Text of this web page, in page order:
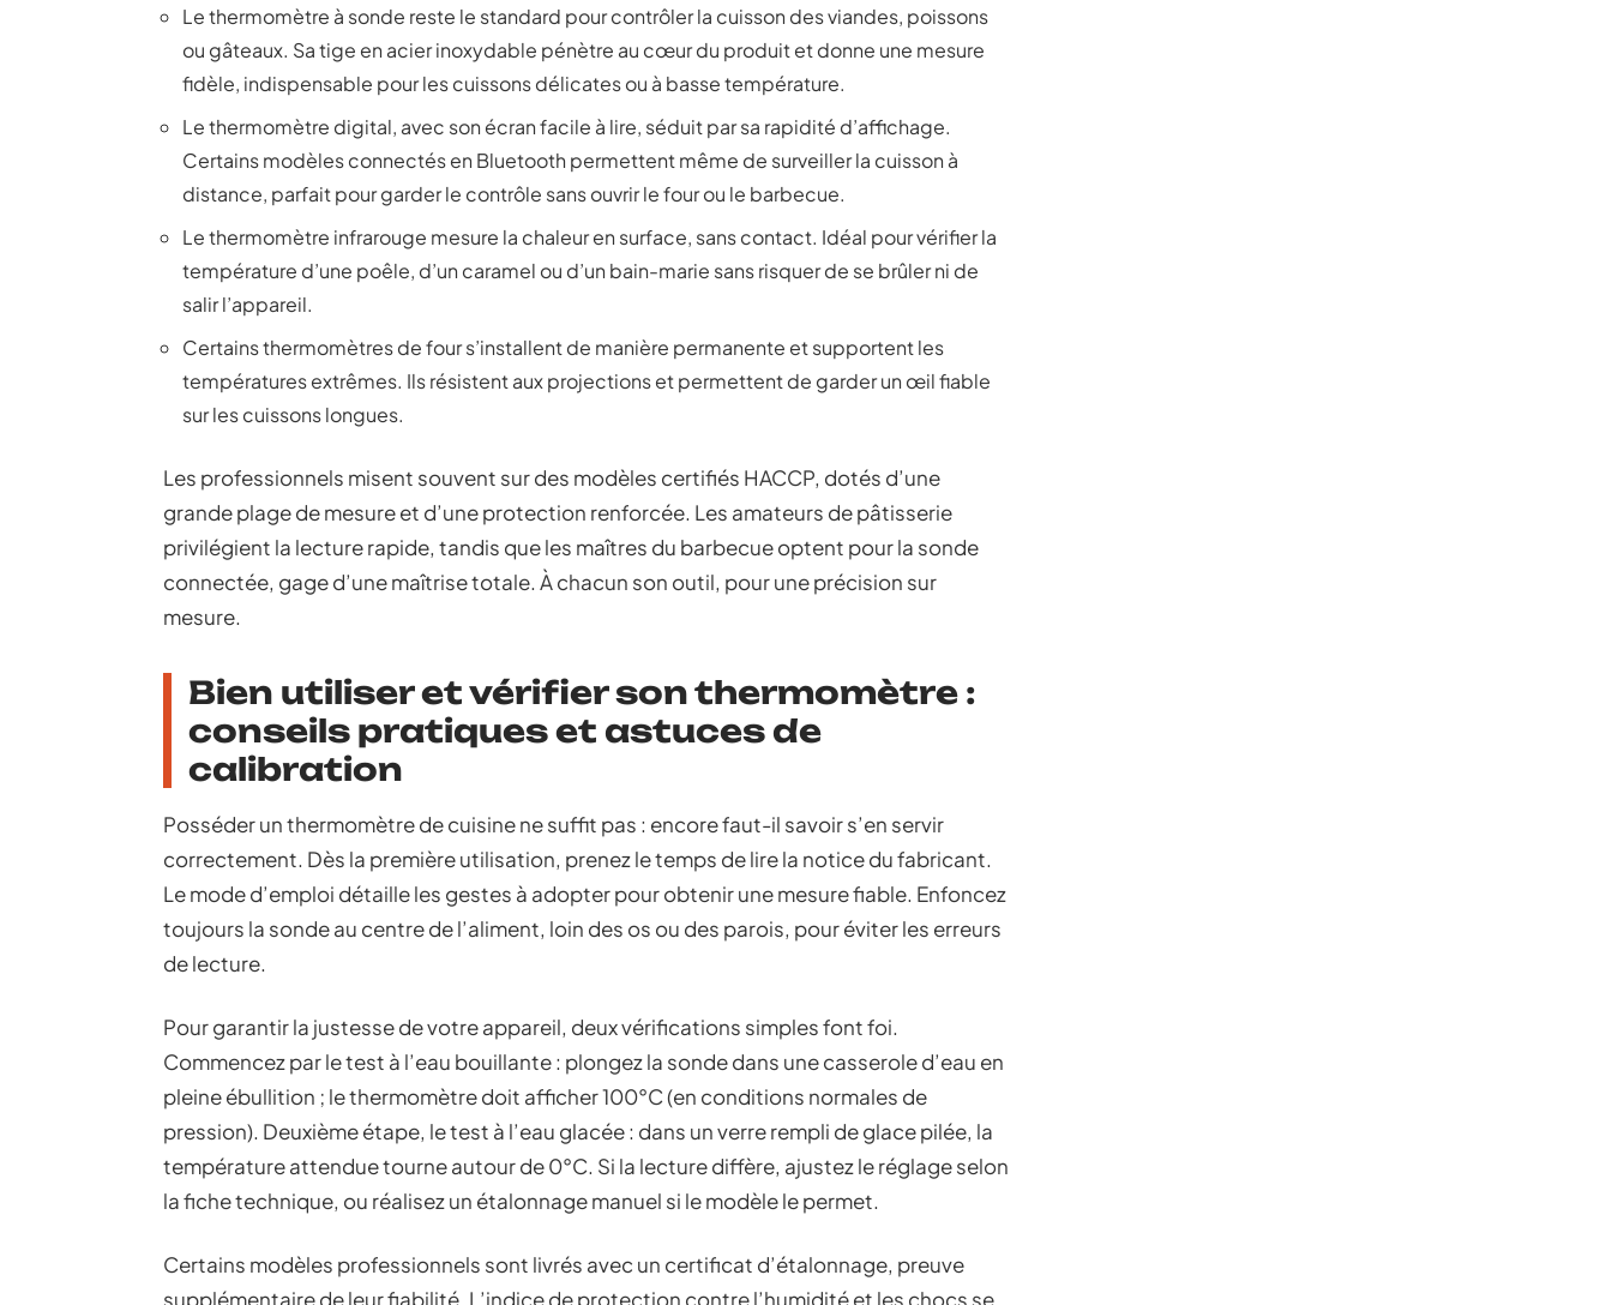
Le thermomètre à sonde reste le standard pour contrôler la cuisson des viandes, poissons
ou gâteaux. Sa tige en acier inoxydable pénètre au cœur du produit et donne une mesure
fidèle, indispensable pour les cuissons délicates ou à basse température.
Le thermomètre digital, avec son écran facile à lire, séduit par sa rapidité d’affichage.
Certains modèles connectés en Bluetooth permettent même de surveiller la cuisson à
distance, parfait pour garder le contrôle sans ouvrir le four ou le barbecue.
Le thermomètre infrarouge mesure la chaleur en surface, sans contact. Idéal pour vérifier la
température d’une poêle, d’un caramel ou d’un bain-marie sans risquer de se brûler ni de
salir l’appareil.
Certains thermomètres de four s’installent de manière permanente et supportent les
températures extrêmes. Ils résistent aux projections et permettent de garder un œil fiable
sur les cuissons longues.
Les professionnels misent souvent sur des modèles certifiés HACCP, dotés d’une
grande plage de mesure et d’une protection renforcée. Les amateurs de pâtisserie
privilégient la lecture rapide, tandis que les maîtres du barbecue optent pour la sonde
connectée, gage d’une maîtrise totale. À chacun son outil, pour une précision sur
mesure.
Bien utiliser et vérifier son thermomètre :
conseils pratiques et astuces de
calibration
Posséder un thermomètre de cuisine ne suffit pas : encore faut-il savoir s’en servir
correctement. Dès la première utilisation, prenez le temps de lire la notice du fabricant.
Le mode d’emploi détaille les gestes à adopter pour obtenir une mesure fiable. Enfoncez
toujours la sonde au centre de l’aliment, loin des os ou des parois, pour éviter les erreurs
de lecture.
Pour garantir la justesse de votre appareil, deux vérifications simples font foi.
Commencez par le test à l’eau bouillante : plongez la sonde dans une casserole d’eau en
pleine ébullition ; le thermomètre doit afficher 100°C (en conditions normales de
pression). Deuxième étape, le test à l’eau glacée : dans un verre rempli de glace pilée, la
température attendue tourne autour de 0°C. Si la lecture diffère, ajustez le réglage selon
la fiche technique, ou réalisez un étalonnage manuel si le modèle le permet.
Certains modèles professionnels sont livrés avec un certificat d’étalonnage, preuve
supplémentaire de leur fiabilité. L’indice de protection contre l’humidité et les chocs se